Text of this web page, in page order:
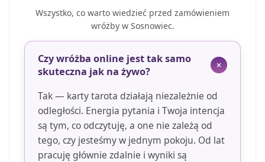
Wszystko, co warto wiedzieć przed zamówieniem
wróżby w Sosnowiec.
Czy wróżba online jest tak samo
skuteczna jak na żywo?
Tak — karty tarota działają niezależnie od
odległości. Energia pytania i Twoja intencja
są tym, co odczytuję, a one nie zależą od
tego, czy jesteśmy w jednym pokoju. Od lat
pracuję głównie zdalnie i wyniki są